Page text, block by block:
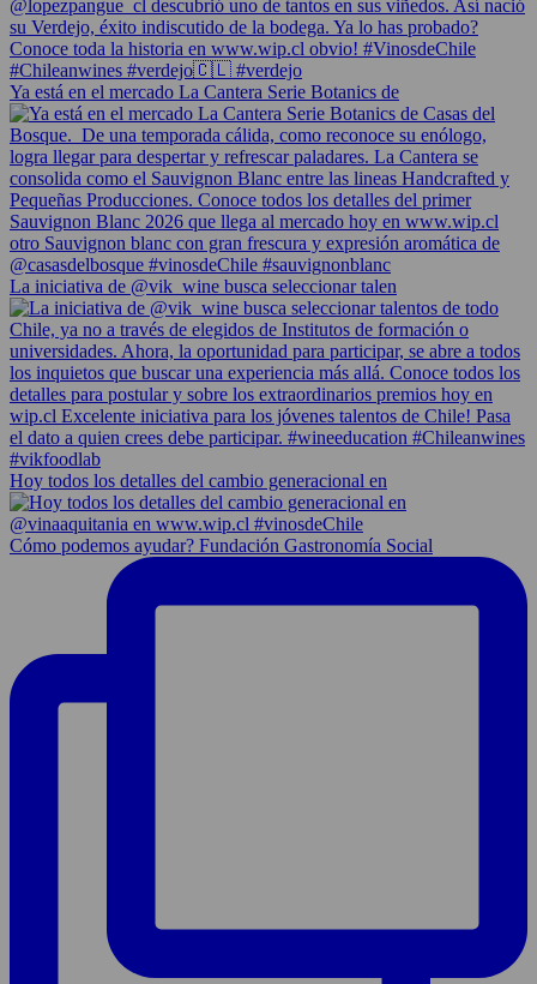
Ya está en el mercado La Cantera Serie Botanics de
La iniciativa de @vik_wine busca seleccionar talen
Hoy todos los detalles del cambio generacional en
Cómo podemos ayudar? Fundación Gastronomía Social